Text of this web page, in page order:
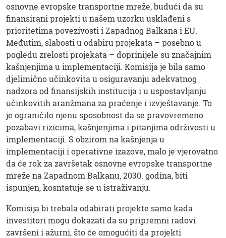
osnovne evropske transportne mreže, budući da su
finansirani projekti u našem uzorku usklađeni s
prioritetima povezivosti i Zapadnog Balkana i EU.
Međutim, slabosti u odabiru projekata – posebno u
pogledu zrelosti projekata – doprinijele su značajnim
kašnjenjima u implementaciji. Komisija je bila samo
djelimično učinkovita u osiguravanju adekvatnog
nadzora od finansijskih institucija i u uspostavljanju
učinkovitih aranžmana za praćenje i izvještavanje. To
je ograničilo njenu sposobnost da se pravovremeno
pozabavi rizicima, kašnjenjima i pitanjima održivosti u
implementaciji. S obzirom na kašnjenja u
implementaciji i operativne izazove, malo je vjerovatno
da će rok za završetak osnovne evropske transportne
mreže na Zapadnom Balkanu, 2030. godina, biti
ispunjen, kosntatuje se u istraživanju.
Komisija bi trebala odabirati projekte samo kada
investitori mogu dokazati da su pripremni radovi
završeni i ažurni, što će omogućiti da projekti